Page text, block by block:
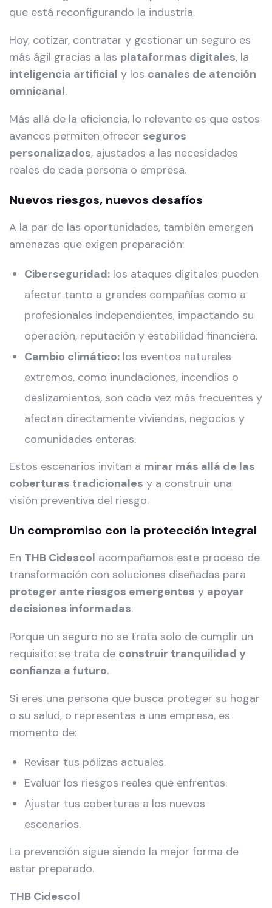
que está reconfigurando la industria.
Hoy, cotizar, contratar y gestionar un seguro es
más ágil gracias a las plataformas digitales, la
inteligencia artificial y los canales de atención
omnicanal.
Más allá de la eficiencia, lo relevante es que estos
avances permiten ofrecer seguros
personalizados, ajustados a las necesidades
reales de cada persona o empresa.
Nuevos riesgos, nuevos desafíos
A la par de las oportunidades, también emergen
amenazas que exigen preparación:
Ciberseguridad: los ataques digitales pueden
afectar tanto a grandes compañías como a
profesionales independientes, impactando su
operación, reputación y estabilidad financiera.
Cambio climático: los eventos naturales
extremos, como inundaciones, incendios o
deslizamientos, son cada vez más frecuentes y
afectan directamente viviendas, negocios y
comunidades enteras.
Estos escenarios invitan a mirar más allá de las
coberturas tradicionales y a construir una
visión preventiva del riesgo.
Un compromiso con la protección integral
En THB Cidescol acompañamos este proceso de
transformación con soluciones diseñadas para
proteger ante riesgos emergentes y apoyar
decisiones informadas.
Porque un seguro no se trata solo de cumplir un
requisito: se trata de construir tranquilidad y
confianza a futuro.
Si eres una persona que busca proteger su hogar
o su salud, o representas a una empresa, es
momento de:
Revisar tus pólizas actuales.
Evaluar los riesgos reales que enfrentas.
Ajustar tus coberturas a los nuevos
escenarios.
La prevención sigue siendo la mejor forma de
estar preparado.
THB Cidescol